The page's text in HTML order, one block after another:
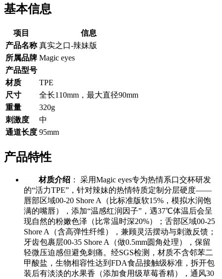
基本信息
项目
信息
产品名称 真实之口-辣妹版
所属品牌 Magic eyes
产品型号
材质
TPE
尺寸
全长110mm，最大直径90mm
重量
320g
刺激度
中
通道长度 95mm
产品特性
材质介绍 ： 采用Magic eyes专为热情系口交杯研发
的“活力TPE”，针对辣妹的热情特质定制分层硬度——
唇部区域00-20 Shore A（比标准版软15%，模拟水润饱
满的嘴唇），添加“温感红润因子”，遇37℃体温后会呈
现自然的粉嫩色泽（比常温时深20%）；舌部区域00-25
Shore A（含高弹性纤维），兼顾灵活摆动与刺激反馈；
牙齿包裹层00-35 Shore A（做0.5mm圆角处理），保留
轻微压迫感但避免刺痛。经SGS检测，材质不含邻苯二
甲酸盐，生物相容性达到FDA食品接触级标准，拆开包
装后有淡淡的水果香（添加食用级草莓香精），通风30